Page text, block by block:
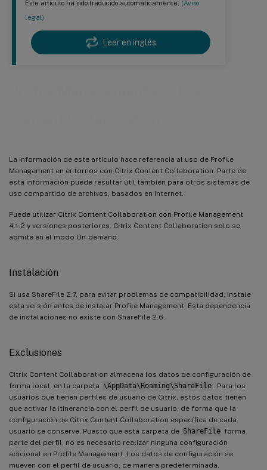
Este artículo ha sido traducido automáticamente. (Aviso
legal)
Leer en inglés
La información de este artículo hace referencia al uso de Profile
Management en entornos con Citrix Content Collaboration. Parte de
esta información puede resultar útil también para otros sistemas de
uso compartido de archivos, basados en Internet.
Puede utilizar Citrix Content Collaboration con Profile Management
4.1.2 y versiones posteriores. Citrix Content Collaboration solo se
admite en el modo On-demand.
Instalación
Si usa ShareFile 2.7, para evitar problemas de compatibilidad, instale
esta versión antes de instalar Profile Management. Esta dependencia
de instalaciones no existe con ShareFile 2.6.
Exclusiones
Citrix Content Collaboration almacena los datos de configuración de
forma local, en la carpeta \AppData\Roaming\ShareFile
. Para los
usuarios que tienen perfiles de usuario de Citrix, estos datos tienen
que activar la itinerancia con el perfil de usuario, de forma que la
configuración de Citrix Content Collaboration específica de cada
usuario se conserve. Puesto que esta carpeta de ShareFile forma
parte del perfil, no es necesario realizar ninguna configuración
adicional en Profile Management. Los datos de configuración se
mueven con el perfil de usuario, de manera predeterminada.